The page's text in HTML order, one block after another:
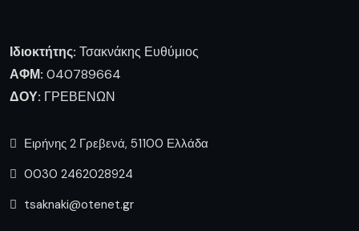
Ιδιοκτήτης: Τσακνάκης Ευθύμιος
ΑΦΜ: 040789664
ΔΟΥ: ΓΡΕΒΕΝΩΝ
Ειρήνης 2 Γρεβενά, 51100 Ελλάδα
0030 2462028924
tsaknaki@otenet.gr